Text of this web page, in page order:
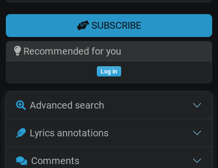
SUBSCRIBE
Recommended for you
Log in
Advanced search
Lyrics annotations
Comments